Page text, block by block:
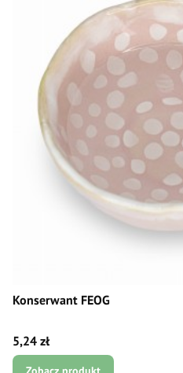
Konserwant FEOG
Cena
5,24 zł